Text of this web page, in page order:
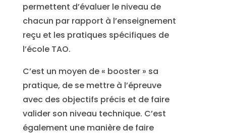
permettent d’évaluer le niveau de
chacun par rapport à l’enseignement
reçu et les pratiques spécifiques de
l’école TAO.
C’est un moyen de « booster » sa
pratique, de se mettre à l’épreuve
avec des objectifs précis et de faire
valider son niveau technique. C’est
également une manière de faire